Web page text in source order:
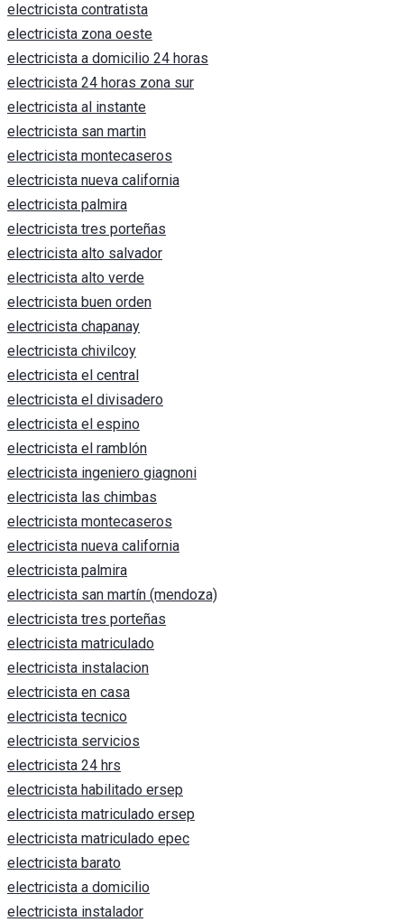
electricista contratista
electricista zona oeste
electricista a domicilio 24 horas
electricista 24 horas zona sur
electricista al instante
electricista san martin
electricista montecaseros
electricista nueva california
electricista palmira
electricista tres porteñas
electricista alto salvador
electricista alto verde
electricista buen orden
electricista chapanay
electricista chivilcoy
electricista el central
electricista el divisadero
electricista el espino
electricista el ramblón
electricista ingeniero giagnoni
electricista las chimbas
electricista montecaseros
electricista nueva california
electricista palmira
electricista san martín (mendoza)
electricista tres porteñas
electricista matriculado
electricista instalacion
electricista en casa
electricista tecnico
electricista servicios
electricista 24 hrs
electricista habilitado ersep
electricista matriculado ersep
electricista matriculado epec
electricista barato
electricista a domicilio
electricista instalador